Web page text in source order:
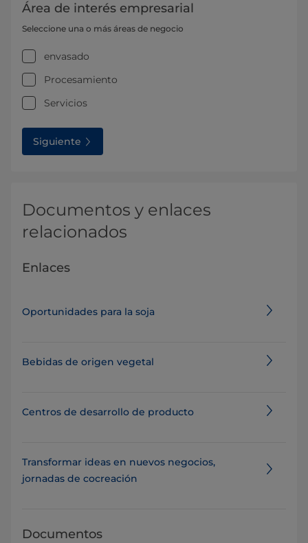
Área de interés empresarial
Seleccione una o más áreas de negocio
envasado
Procesamiento
Servicios
Siguiente
Documentos y enlaces
relacionados
Enlaces
Oportunidades para la soja
Bebidas de origen vegetal
Centros de desarrollo de producto
Transformar ideas en nuevos negocios,
jornadas de cocreación
Documentos